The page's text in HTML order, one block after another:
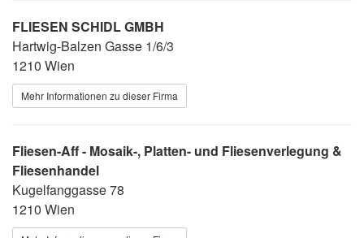
FLIESEN SCHIDL GMBH
Hartwig-Balzen Gasse 1/6/3
1210 Wien
Mehr Informationen zu dieser Firma
Fliesen-Aff - Mosaik-, Platten- und Fliesenverlegung &
Fliesenhandel
Kugelfanggasse 78
1210 Wien